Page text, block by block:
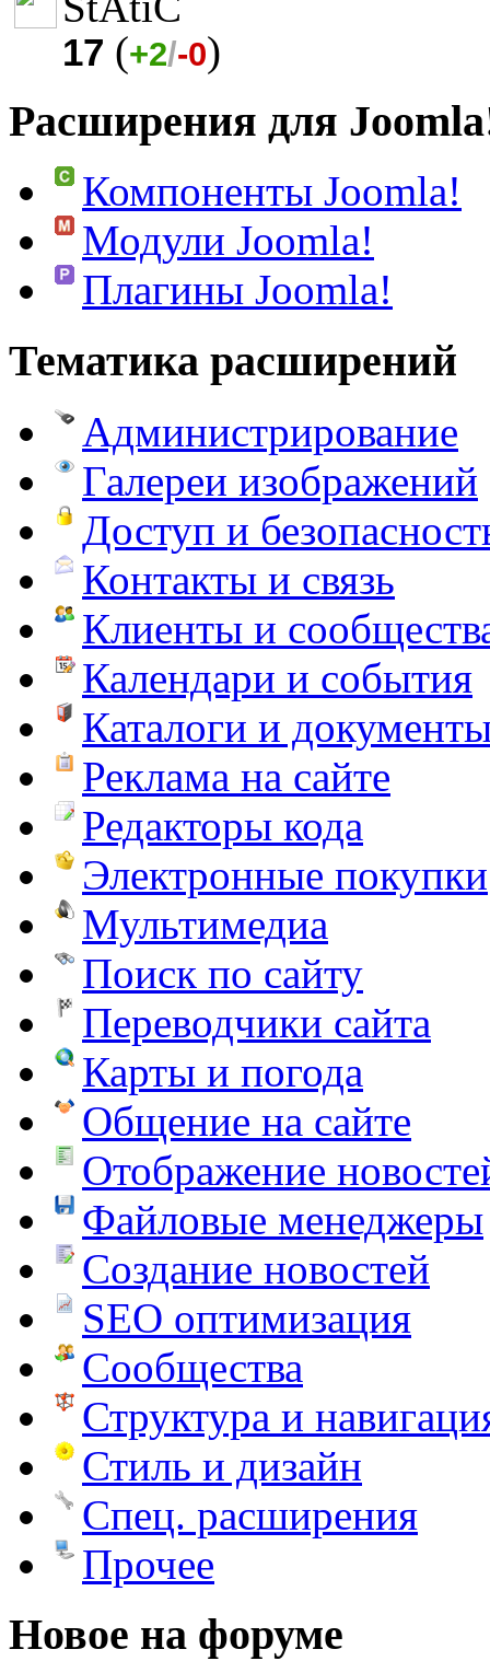
17 (+2/-0)
Расширения для
Компоненты Joomla!
Модули Joomla!
Плагины Joomla!
Тематика расширений
Администрирование
Галереи изображений
Доступ и
Контакты и связь
Клиенты и
Календари и события
Каталоги и
Реклама на сайте
Редакторы кода
Электронные покупки
Мультимедиа
Поиск по сайту
Переводчики сайта
Карты и погода
Общение на сайте
Отображение
Файловые менеджеры
Создание новостей
SEO оптимизация
Сообщества
Структура и
Стиль и дизайн
Спец. расширения
Прочее
Новое на форуме